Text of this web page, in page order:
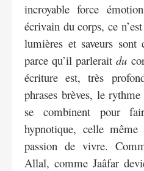
incroyable force
écrivain du corps, ce
lumières et saveurs sont
parce qu’il parleraitdu
écriture est, très
phrases brèves, le
se combinent pour
hypnotique, celle
passion de vivre.
Allal, comme Jaâfar